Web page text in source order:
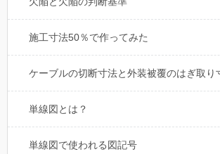
施工寸法50％で作ってみた
ケーブルの切断寸法と外装被覆のはぎ取り
単線図とは？
単線図で使われる図記号